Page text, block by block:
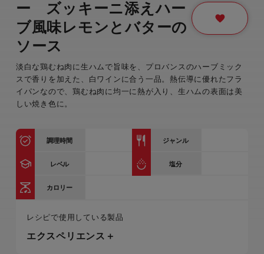
ー ズッキーニ添えハー
ブ風味レモンとバターの
ソース
淡白な鶏むね肉に生ハムで旨味を、プロバンスのハーブミック
スで香りを加えた、白ワインに合う一品。熱伝導に優れたフラ
イパンなので、鶏むね肉に均一に熱が入り、生ハムの表面は美
しい焼き色に。
調理時間 ジャンル
レベル 塩分
カロリー
レシピで使用している製品
エクスペリエンス＋